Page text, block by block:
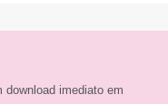
download imediato em